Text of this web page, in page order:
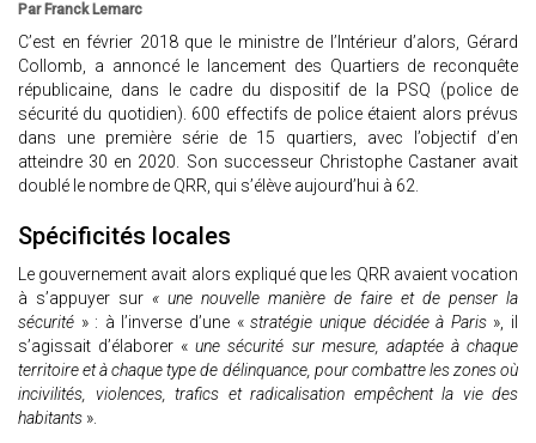
Par Franck Lemarc
C’est en février 2018 que le ministre de l’Intérieur d’alors, Gérard
Collomb, a annoncé le lancement des Quartiers de reconquête
républicaine, dans le cadre du dispositif de la PSQ (police de
sécurité du quotidien). 600 effectifs de police étaient alors prévus
dans une première série de 15 quartiers, avec l’objectif d’en
atteindre 30 en 2020. Son successeur Christophe Castaner avait
doublé le nombre de QRR, qui s’élève aujourd’hui à 62.
Spécificités locales
Le gouvernement avait alors expliqué que les QRR avaient vocation
à s’appuyer sur « une nouvelle manière de faire et de penser la
sécurité » : à l’inverse d’une «stratégie unique décidée à Paris», il
s’agissait d’élaborer «une sécurité sur mesure, adaptée à chaque
territoire et à chaque type de délinquance, pour combattre les zones où
incivilités, violences, trafics et radicalisation empêchent la vie des
habitants ».